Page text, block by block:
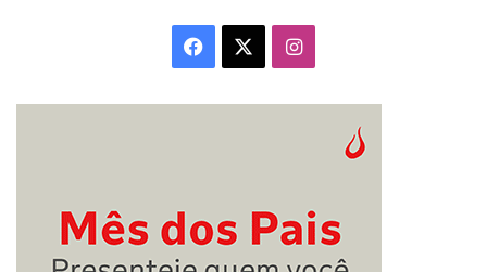
Facebook Instagram